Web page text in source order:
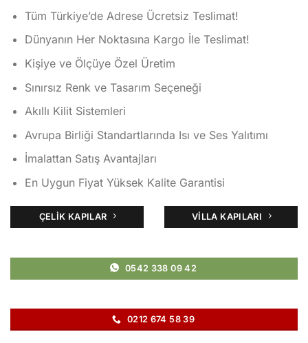
Tüm Türkiye’de Adrese Ücretsiz Teslimat!
Dünyanın Her Noktasına Kargo İle Teslimat!
Kişiye ve Ölçüye Özel Üretim
Sınırsız Renk ve Tasarım Seçeneği
Akıllı Kilit Sistemleri
Avrupa Birliği Standartlarında Isı ve Ses Yalıtımı
İmalattan Satış Avantajları
En Uygun Fiyat Yüksek Kalite Garantisi
ÇELIK KAPILAR VILLA KAPILARI
0542 338 09 42
0212 674 58 39